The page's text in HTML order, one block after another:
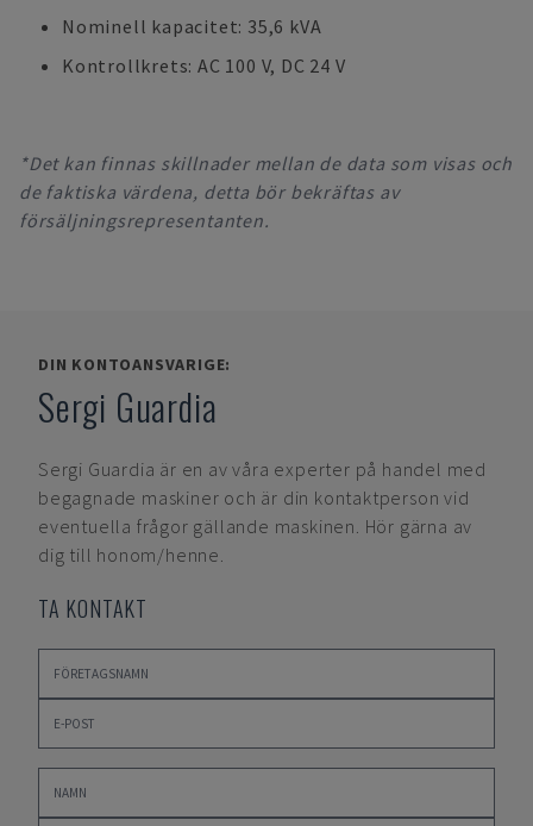
Nominell kapacitet: 35,6 kVA
Kontrollkrets: AC 100 V, DC 24 V
*Det kan finnas skillnader mellan de data som visas och
de faktiska värdena, detta bör bekräftas av
försäljningsrepresentanten.
DIN KONTOANSVARIGE:
Sergi Guardia
Sergi Guardia är en av våra experter på handel med
begagnade maskiner och är din kontaktperson vid
eventuella frågor gällande maskinen. Hör gärna av
dig till honom/henne.
TA KONTAKT